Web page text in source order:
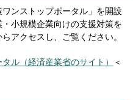
ンストップポータル」を開設
小規模企業向けの支援対策を
アクセスし、ご覧ください。
ル（経済産業省のサイト）
＜